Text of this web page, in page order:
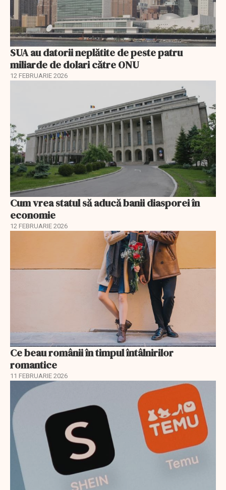
SUA au datorii neplătite de peste patru
miliarde de dolari către ONU
12 FEBRUARIE 2026
Cum vrea statul să aducă banii diasporei în
economie
12 FEBRUARIE 2026
Ce beau românii în timpul întâlnirilor
romantice
11 FEBRUARIE 2026